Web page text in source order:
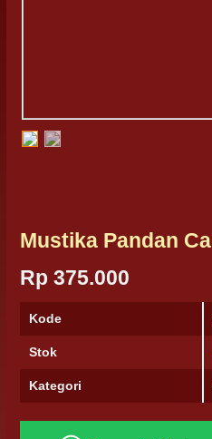
Mustika Pandan
Rp 375.000
Kode
Stok
Kategori